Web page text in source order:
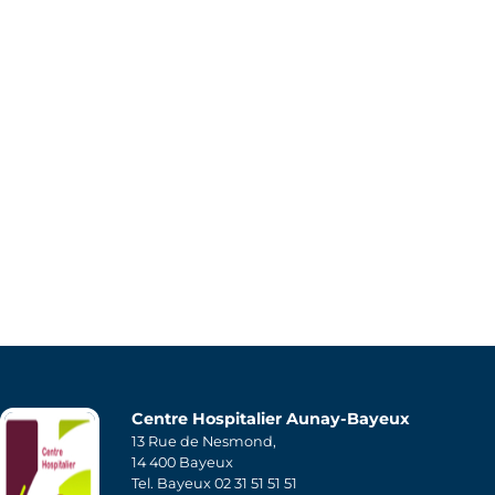
Centre Hospitalier Aunay-Bayeux
13 Rue de Nesmond,
14 400 Bayeux
Tel. Bayeux 02 31 51 51 51